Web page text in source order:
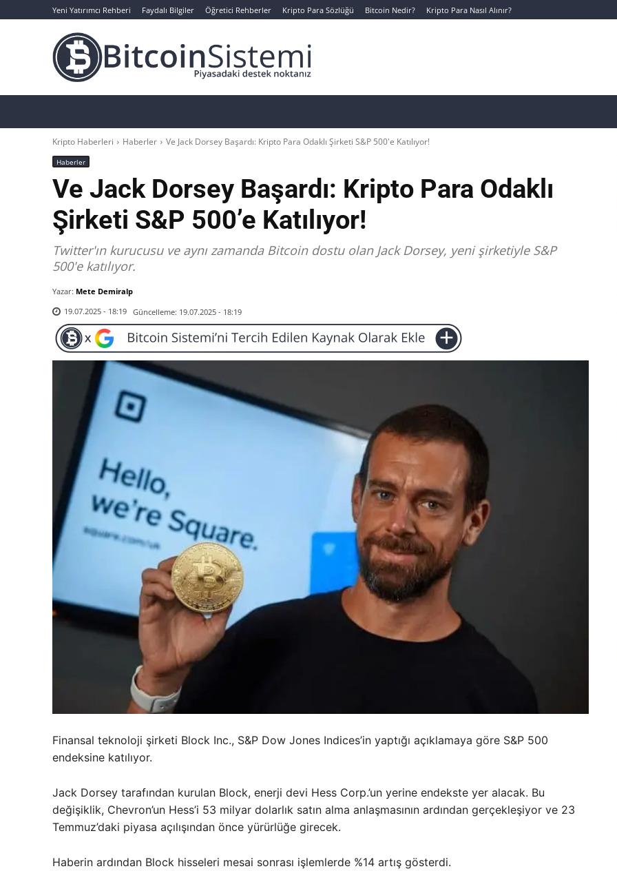
Yeni Yatırımcı Rehberi Faydalı Bilgiler Öğretici Rehberler Kripto Para Sözlüğü Bitcoin Nedir? Kripto Para Nasıl Alınır?
Kripto Haberleri Haberler Ve Jack Dorsey Başardı: Kripto Para Odaklı Şirketi S&P 500'e Katılıyor!
Haberler
Ve Jack Dorsey Başardı: Kripto Para Odaklı
Şirketi S&P 500’e Katılıyor!
Twitter'ın kurucusu ve aynı zamanda Bitcoin dostu olan Jack Dorsey, yeni şirketiyle S&P
500'e katılıyor.
Yazar: Mete Demiralp
19.07.2025 - 18:19 Güncelleme: 19.07.2025 - 18:19
Finansal teknoloji şirketi Block Inc., S&P Dow Jones Indices’in yaptığı açıklamaya göre S&P 500
endeksine katılıyor.
Jack Dorsey tarafından kurulan Block, enerji devi Hess Corp.’un yerine endekste yer alacak. Bu
değişiklik, Chevron’un Hess’i 53 milyar dolarlık satın alma anlaşmasının ardından gerçekleşiyor ve 23
Temmuz’daki piyasa açılışından önce yürürlüğe girecek.
Haberin ardından Block hisseleri mesai sonrası işlemlerde %14 artış gösterdi.